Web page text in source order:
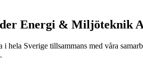
Energi & Miljöteknik
hela Sverige tillsammans med våra